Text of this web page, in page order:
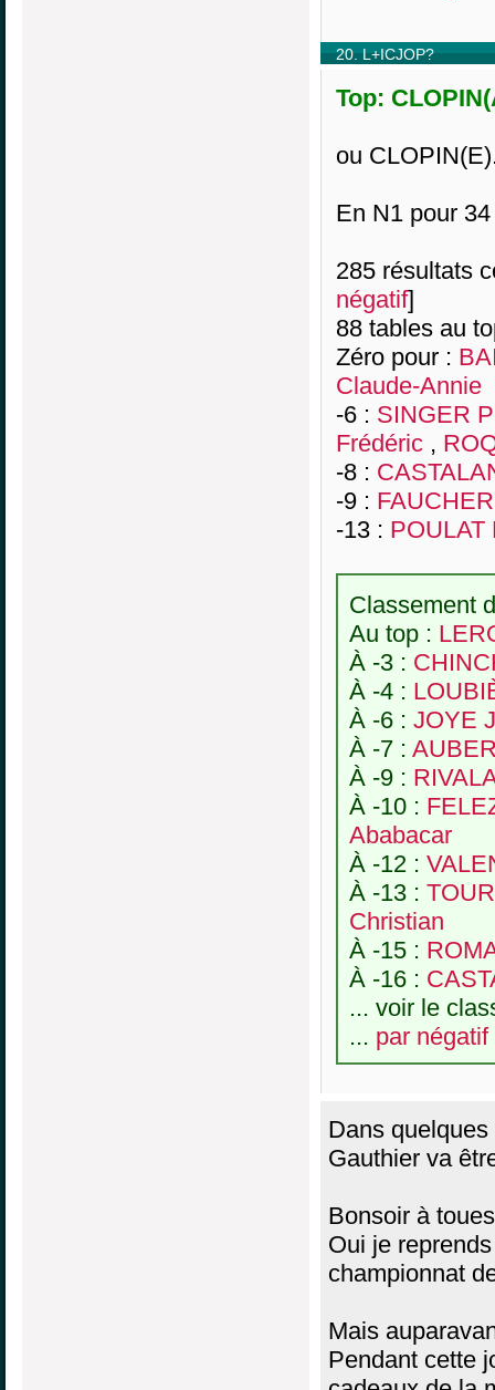
20. L+ICJOP?
Top:
ou
En N1 pour
285 résultats
négatif]
88 tables au
Zéro pour :
Claude-Annie
-6 : SINGER
Frédéric ,
-8 :
-9 :
-13 : POULAT
Classement
Au top :
À -3 :
À -4 :
À -6 : JOYE
À -7 :
À -9 :
À -10 :
Ababacar
À -12 :
À -13 :
Christian
À -15 :
À -16 :
... voir le
... par négatif
Dans
Gauthier va
Bonsoir à
Oui je
championnat
Mais
Pendant cette